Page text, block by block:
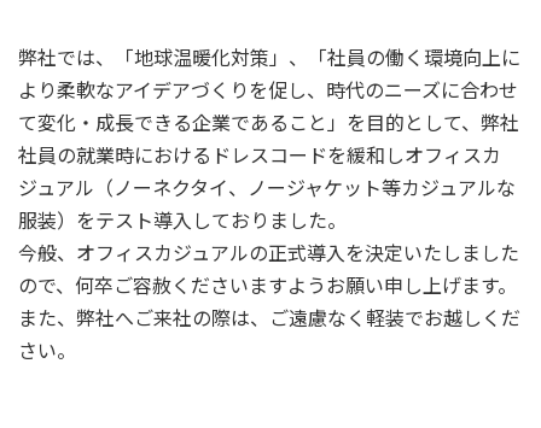
弊社では、「地球温暖化対策」、「社員の働く環境向上に
より柔軟なアイデアづくりを促し、時代のニーズに合わせ
て変化・成長できる企業であること」を目的として、弊社
社員の就業時におけるドレスコードを緩和しオフィスカ
ジュアル（ノーネクタイ、ノージャケット等カジュアルな
服装）をテスト導入しておりました。
今般、オフィスカジュアルの正式導入を決定いたしました
ので、何卒ご容赦くださいますようお願い申し上げます。
また、弊社へご来社の際は、ご遠慮なく軽装でお越しくだ
さい。